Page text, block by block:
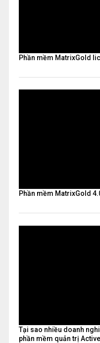
Phần mềm MatrixGold
Phần mềm MatrixGold
Tại sao nhiều doanh
phần mềm quản trị